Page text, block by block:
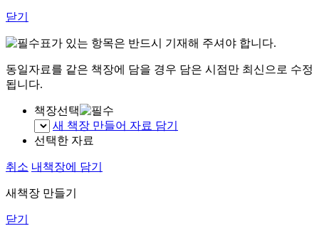
닫기
표가 있는 항목은 반드시 기재해 주셔야 합니다.
동일자료를 같은 책장에 담을 경우 담은 시점만 최신으로 수정
됩니다.
책장선택
새 책장 만들어 자료 담기
선택한 자료
취소 내책장에 담기
새책장 만들기
닫기